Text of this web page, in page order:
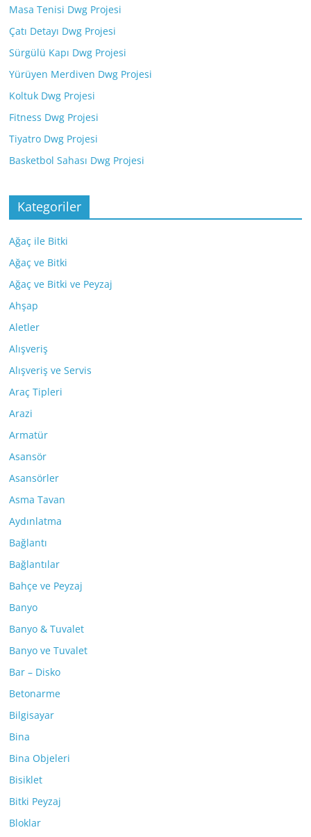
Masa Tenisi Dwg Projesi
Çatı Detayı Dwg Projesi
Sürgülü Kapı Dwg Projesi
Yürüyen Merdiven Dwg Projesi
Koltuk Dwg Projesi
Fitness Dwg Projesi
Tiyatro Dwg Projesi
Basketbol Sahası Dwg Projesi
Kategoriler
Ağaç ile Bitki
Ağaç ve Bitki
Ağaç ve Bitki ve Peyzaj
Ahşap
Aletler
Alışveriş
Alışveriş ve Servis
Araç Tipleri
Arazi
Armatür
Asansör
Asansörler
Asma Tavan
Aydınlatma
Bağlantı
Bağlantılar
Bahçe ve Peyzaj
Banyo
Banyo & Tuvalet
Banyo ve Tuvalet
Bar – Disko
Betonarme
Bilgisayar
Bina
Bina Objeleri
Bisiklet
Bitki Peyzaj
Bloklar